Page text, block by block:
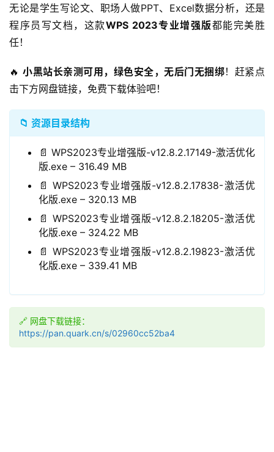
无论是学生写论文、职场人做PPT、Excel数据分析，还是
程序员写文档，这款WPS 2023专业增强版都能完美胜
任！
🔥 小黑站长亲测可用，绿色安全，无后门无捆绑！赶紧点
击下方网盘链接，免费下载体验吧！
📁 资源目录结构
📄 WPS2023专业增强版-v12.8.2.17149-激活优化
版.exe – 316.49 MB
📄 WPS2023专业增强版-v12.8.2.17838-激活优
化版.exe – 320.13 MB
📄 WPS2023专业增强版-v12.8.2.18205-激活优
化版.exe – 324.22 MB
📄 WPS2023专业增强版-v12.8.2.19823-激活优
化版.exe – 339.41 MB
🔗 网盘下载链接：
https://pan.quark.cn/s/02960cc52ba4